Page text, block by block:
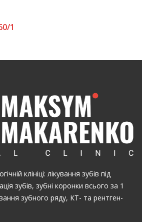
1
клініці: лікування зубів під
зубів, зубні коронки всього за 1
зубного ряду, КТ- та рентген-